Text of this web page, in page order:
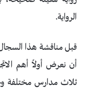
الرواية.
قبل مناقشة هذا السجال
أن نعرض أولاً أهم
ثلاث مدارس مختلفة